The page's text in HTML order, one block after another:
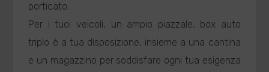
porticato.
Per i tuoi veicoli, un ampio piazzale, box auto
triplo è a tua disposizione, insieme a una cantina
e un magazzino per soddisfare ogni tua esigenza